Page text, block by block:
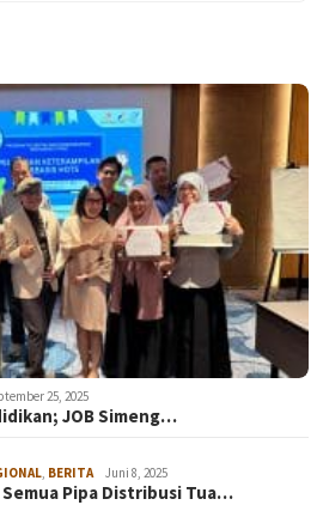
25, 2025
JOB Simeng…
BERITA Juni 8, 2025
Semua Pipa Distribusi Tua…